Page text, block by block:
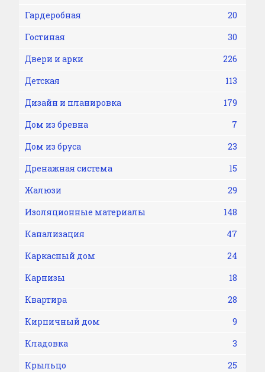
Гардеробная
20
Гостиная
30
Двери и арки
226
Детская
113
Дизайн и планировка
179
Дом из бревна
7
Дом из бруса
23
Дренажная система
15
Жалюзи
29
Изоляционные материалы
148
Канализация
47
Каркасный дом
24
Карнизы
18
Квартира
28
Кирпичный дом
9
Кладовка
3
Крыльцо
25